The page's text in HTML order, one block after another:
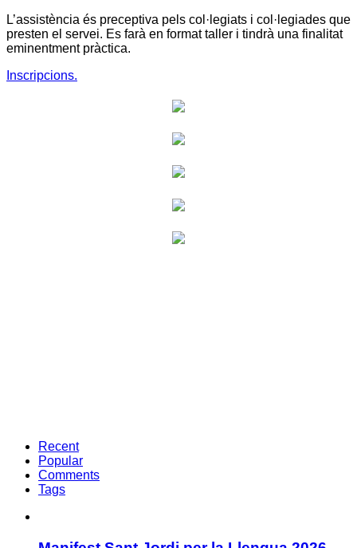
L’assistència és preceptiva pels col·legiats i col·legiades que
presten el servei. Es farà en format taller i tindrà una finalitat
eminentment pràctica.
Inscripcions.
Recent
Popular
Comments
Tags